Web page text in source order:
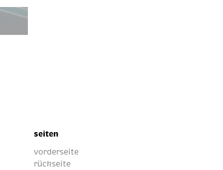
seiten
vorderseite
rückseite